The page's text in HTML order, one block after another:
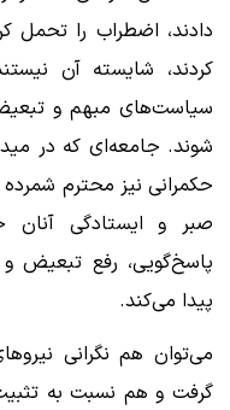
دادند، اضطراب را تحمل
کردند، شایسته آن
سیاست‌های مبهم و
شوند. جامعه‌ای که در
حکمرانی نیز محترم
صبر و ایستادگی آنان
پاسخ‌گویی، رفع تبعیض و
پیدا می‌کند.
می‌توان هم نگرانی
گرفت و هم نسبت به